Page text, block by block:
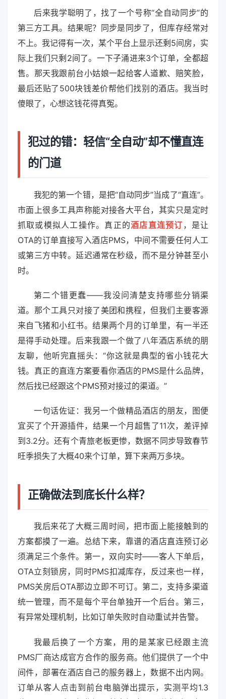
后来我学聪明了，找了一个号称“全自动同步”的
第三方工具。结果呢？同步是同步了，但库存经常对
不上。我记得有一次，某个平台上显示还剩5间房，实
际上我们只剩2间了。一下子涌进来3个订单，全都超
售。那天我跟前台小姑娘一起给客人道歉、赔笑脸，
最后还贴了500块钱差价帮他们找别的酒店。我当时
傻眼了，心想这钱花得真冤。
犯过的错：轻信“全自动”却不懂直连
的门道
我犯的第一个错，是把“自动同步”当成了“直连”。
市面上很多工具声称能对接各大平台，其实只是定时
抓取或模拟人工操作。真正的酒店直连预订 ，是让
OTA的订单直接写入酒店PMS，中间不需要任何人工
或第三方中转。延迟通常在秒级，而不是分钟甚至小
时。
第二个错更蠢——我没问清楚支持哪些分销渠
道。那个工具只对接了美团和携程，但我们主要客源
来自飞猪和小红书。结果两个月的订单里，有一半还
是得手动处理。后来我跟一个做了八年酒店系统的朋
友聊，他听完直摇头：“你这就是典型的省小钱花大
钱。真正的直连方案要看你酒店的PMS是什么品牌，
然后找已经跟这个PMS预对接过的渠道。”
一句话佐证：我另一个做精品酒店的朋友，图便
宜买了个开源插件，结果一个月超售了11次，差评掉
到3.2分。还有个青旅老板更惨，数据不同步导致春节
旺季损失了大概40来个订单，算下来两万多块。
正确做法到底长什么样？
我后来花了大概三周时间，把市面上能接触到的
方案都摸了一遍。总结下来，靠谱的酒店直连预订必
须满足三个条件。第一，双向实时——客人下单后，
OTA立刻锁房，同时PMS扣减库存，反过来也一样，
PMS关房后OTA那边立即不可订。第二，支持多渠道
统一管理，而不是每个平台单独开一个后台。第三，
有异常处理机制，比如订单失败时自动重试并告警。
我最后换了一个方案，用的是某家已经跟主流
PMS厂商达成官方合作的服务商。他们提供了一个中
间件，部署在酒店自己的服务器上，数据不出内网。
订单从客人点击到前台电脑弹出提示，实测平均1.3